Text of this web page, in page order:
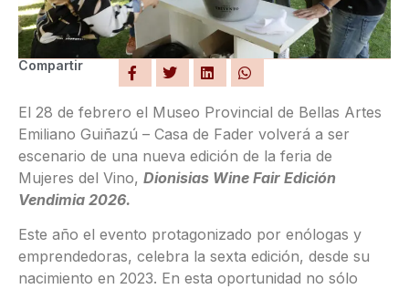
Compartir
El 28 de febrero el Museo Provincial de Bellas Artes
Emiliano Guiñazú – Casa de Fader volverá a ser
escenario de una nueva edición de la feria de
Mujeres del Vino, Dionisias Wine Fair Edición
Vendimia 2026.
Este año el evento protagonizado por enólogas y
emprendedoras, celebra la sexta edición, desde su
nacimiento en 2023. En esta oportunidad no sólo